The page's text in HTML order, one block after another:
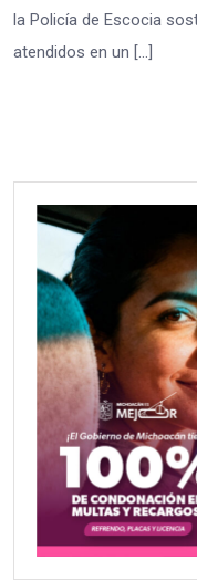
la Policía de Escocia
atendidos en un […]